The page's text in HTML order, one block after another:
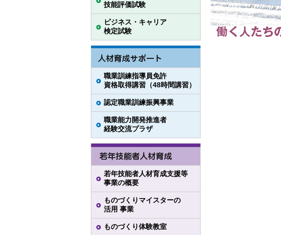
技能評価試験
ビジネス・キャリア
検定試験
職業訓練指導員免許
資格取得講習（48時間講習）
認定職業訓練振興事業
職業能力開発推進者
経験交流プラザ
若年技能者人材育成支援等
事業の概要
ものづくりマイスターの
活用 事業
ものづくり体験教室